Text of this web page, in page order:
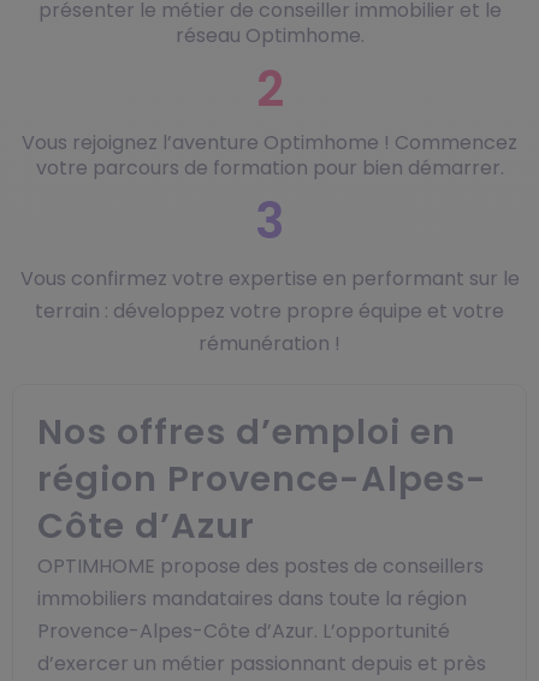
présenter le métier de conseiller immobilier et le
réseau Optimhome.
2
Vous rejoignez l’aventure Optimhome ! Commencez
votre parcours de formation pour bien démarrer.
3
Vous confirmez votre expertise en performant sur le
terrain : développez votre propre équipe et votre
rémunération !
Nos offres d’emploi en
région Provence-Alpes-
Côte d’Azur
OPTIMHOME propose des postes de conseillers
immobiliers mandataires dans toute la région
Provence-Alpes-Côte d’Azur. L’opportunité
d’exercer un métier passionnant depuis et près